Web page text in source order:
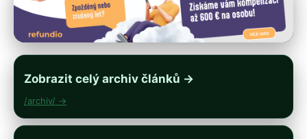
Zobrazit celý archiv článků →
/archiv/ →